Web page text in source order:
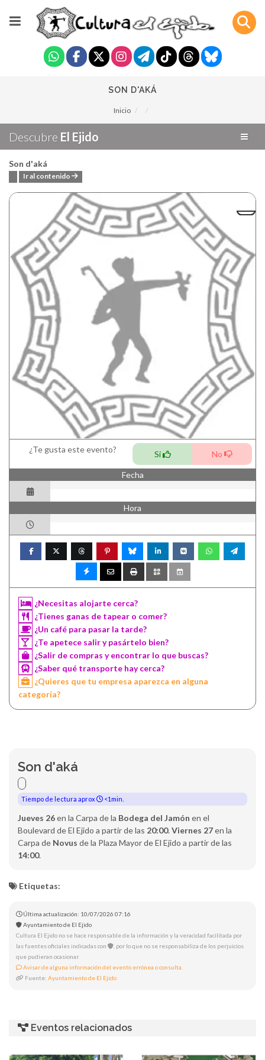
SON D'AKÁ
Inicio
Descubre El Ejido
Son d'aká
Ir al contenido
¿Te gusta este evento? Si No
Fecha
Hora
¿Necesitas alojarte cerca?
¿Tienes ganas de tapear o comer?
¿Un café para pasar la tarde?
¿Te apetece salir y pasártelo bien?
¿Salir de compras y encontrar lo que buscas?
¿Saber qué transporte hay cerca?
¿Quieres que tu empresa aparezca en alguna
categoría?
Son d'aká
Tiempo de lectura aprox <1min.
Jueves 26en la Carpa de la Bodega del Jamón en el
Boulevard de El Ejido a partir de las 20:00.Viernes 27en la
Carpa de Novus de la Plaza Mayor de El Ejido a partir de las
14:00.
Etiquetas:
Última actualización: 10/07/2026 07:16
Ayuntamiento de El Ejido
Cultura El Ejido no se hace responsable de la información y la veracidad facilitada por
las fuentes oficiales indicadas con
, por lo que no se responsabiliza de los perjuicios
que pudieran ocasionar.
Avisar de alguna información del evento errónea o consulta.
Fuente: Ayuntamiento de El Ejido
Eventos relacionados